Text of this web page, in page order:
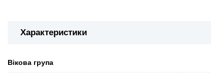
Характеристики
Вікова група